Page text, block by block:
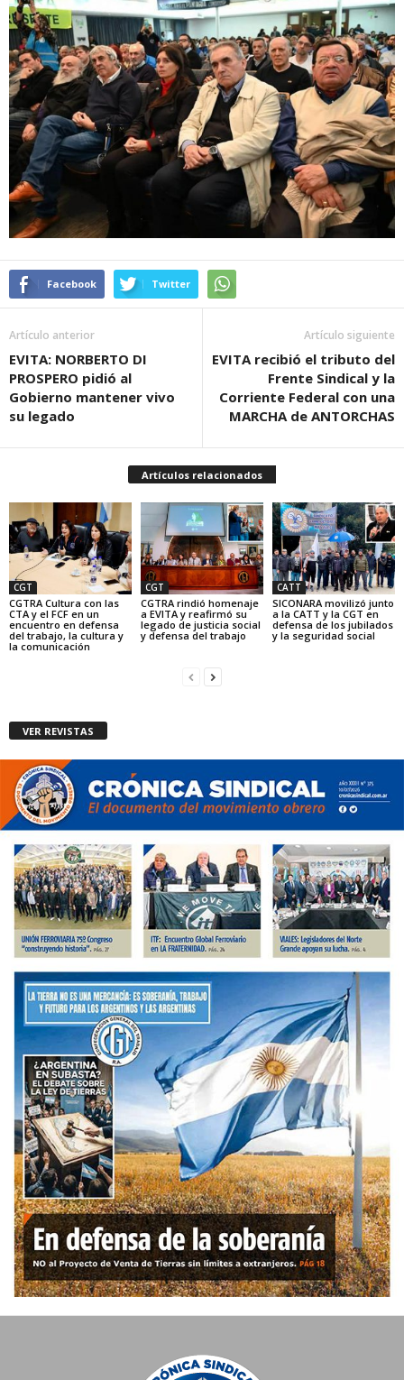
Facebook Twitter
Artículo anterior
EVITA: NORBERTO DI
PROSPERO pidió al
Gobierno mantener vivo
su legado
Artículo siguiente
EVITA recibió el tributo del
Frente Sindical y la
Corriente Federal con una
MARCHA de ANTORCHAS
Artículos relacionados
CGT
CGTRA Cultura con las
CTA y el FCF en un
encuentro en defensa
del trabajo, la cultura y
la comunicación
CGT
CGTRA rindió homenaje
a EVITA y reafirmó su
legado de justicia social
y defensa del trabajo
CATT
SICONARA movilizó junto
a la CATT y la CGT en
defensa de los jubilados
y la seguridad social
VER REVISTAS